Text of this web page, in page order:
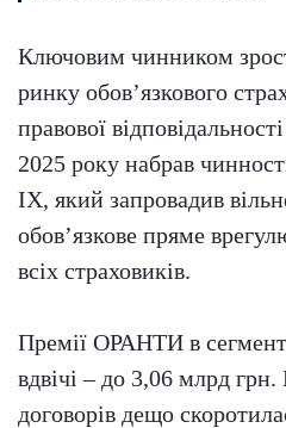
Ключовим чинником
ринку обов’язкового
правової
2025 року набрав
IX, який запровадив
обов’язкове пряме
всіх страховиків.
Премії ОРАНТИ в
вдвічі – до 3,06 млрд
договорів дещо